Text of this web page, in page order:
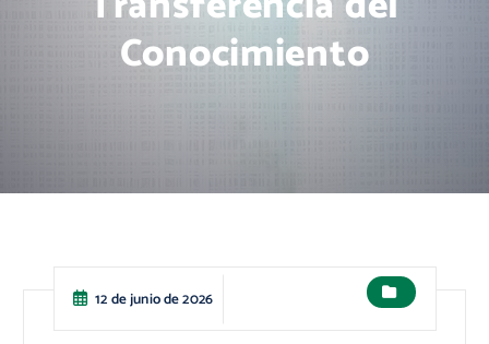
Conocimiento
12 de junio de 2026